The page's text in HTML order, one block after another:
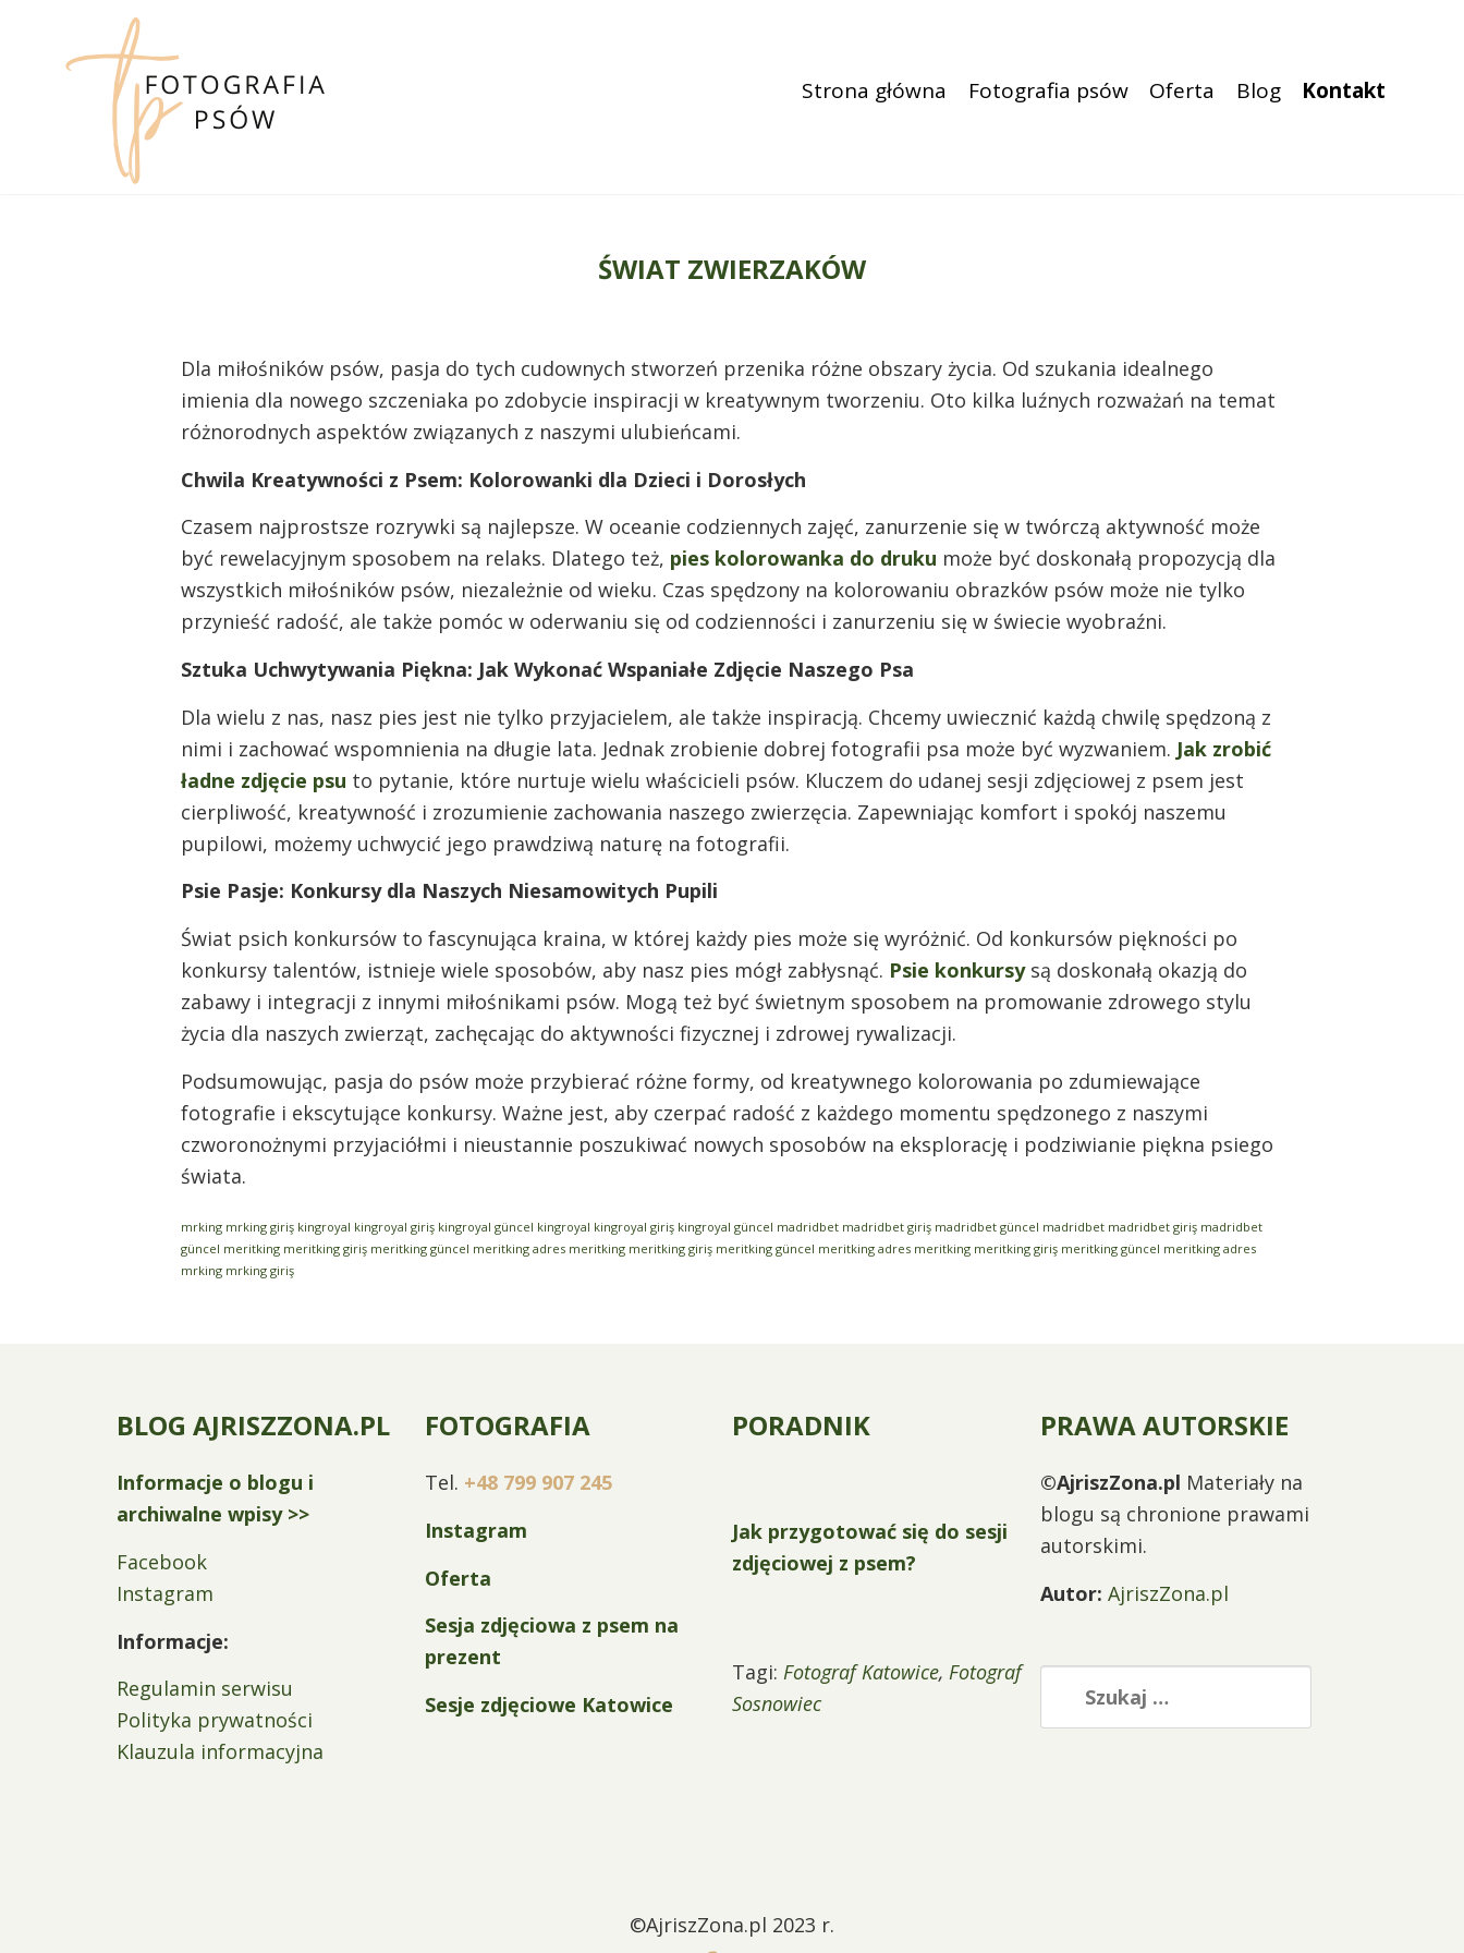
content
Strona główna Fotografia psów Oferta Blog Kontakt
ŚWIAT ZWIERZAKÓW
Dla miłośników psów, pasja do tych cudownych stworzeń przenika różne obszary życia. Od szukania idealnego
imienia dla nowego szczeniaka po zdobycie inspiracji w kreatywnym tworzeniu. Oto kilka luźnych rozważań na temat
różnorodnych aspektów związanych z naszymi ulubieńcami.
Chwila Kreatywności z Psem: Kolorowanki dla Dzieci i Dorosłych
Czasem najprostsze rozrywki są najlepsze. W oceanie codziennych zajęć, zanurzenie się w twórczą aktywność może
być rewelacyjnym sposobem na relaks. Dlatego też, pies kolorowanka do druku może być doskonałą propozycją dla
wszystkich miłośników psów, niezależnie od wieku. Czas spędzony na kolorowaniu obrazków psów może nie tylko
przynieść radość, ale także pomóc w oderwaniu się od codzienności i zanurzeniu się w świecie wyobraźni.
Sztuka Uchwytywania Piękna: Jak Wykonać Wspaniałe Zdjęcie Naszego Psa
Dla wielu z nas, nasz pies jest nie tylko przyjacielem, ale także inspiracją. Chcemy uwiecznić każdą chwilę spędzoną z
nimi i zachować wspomnienia na długie lata. Jednak zrobienie dobrej fotografii psa może być wyzwaniem. Jak zrobić
ładne zdjęcie psu to pytanie, które nurtuje wielu właścicieli psów. Kluczem do udanej sesji zdjęciowej z psem jest
cierpliwość, kreatywność i zrozumienie zachowania naszego zwierzęcia. Zapewniając komfort i spokój naszemu
pupilowi, możemy uchwycić jego prawdziwą naturę na fotografii.
Psie Pasje: Konkursy dla Naszych Niesamowitych Pupili
Świat psich konkursów to fascynująca kraina, w której każdy pies może się wyróżnić. Od konkursów piękności po
konkursy talentów, istnieje wiele sposobów, aby nasz pies mógł zabłysnąć. Psie konkursysą doskonałą okazją do
zabawy i integracji z innymi miłośnikami psów. Mogą też być świetnym sposobem na promowanie zdrowego stylu
życia dla naszych zwierząt, zachęcając do aktywności fizycznej i zdrowej rywalizacji.
Podsumowując, pasja do psów może przybierać różne formy, od kreatywnego kolorowania po zdumiewające
fotografie i ekscytujące konkursy. Ważne jest, aby czerpać radość z każdego momentu spędzonego z naszymi
czworonożnymi przyjaciółmi i nieustannie poszukiwać nowych sposobów na eksplorację i podziwianie piękna psiego
świata.
mrking mrking giriş kingroyal kingroyal giriş kingroyal güncel kingroyal kingroyal giriş kingroyal güncel madridbet madridbet giriş madridbet güncel madridbet madridbet giriş madridbet
güncel meritking meritking giriş meritking güncel meritking adres meritking meritking giriş meritking güncel meritking adres meritking meritking giriş meritking güncel meritking adres
mrking mrking giriş
BLOG AJRISZZONA.PL
Informacje o blogu i
archiwalne wpisy >>
Facebook
Instagram
Informacje:
Regulamin serwisu
Polityka prywatności
Klauzula informacyjna
FOTOGRAFIA
Tel. +48 799 907 245
Instagram
Oferta
Sesja zdjęciowa z psem na
prezent
Sesje zdjęciowe Katowice
PORADNIK
Jak przygotować się do sesji
zdjęciowej z psem?
Tagi: Fotograf Katowice, Fotograf
Sosnowiec
PRAWA AUTORSKIE
©AjriszZona.pl Materiały na
blogu są chronione prawami
autorskimi.
Autor: AjriszZona.pl
©AjriszZona.pl 2023 r.